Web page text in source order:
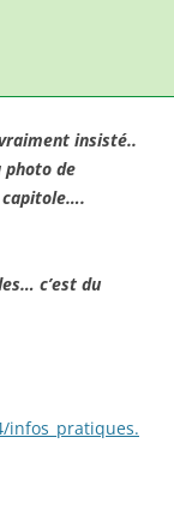
insisté..
photo de
capitole….
c’est du
infos_pratiques.